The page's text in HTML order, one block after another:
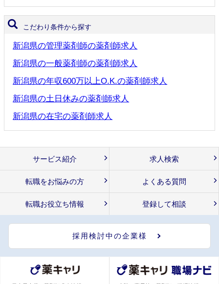
こだわり条件から探す
新潟県の管理薬剤師の薬剤師求人
新潟県の一般薬剤師の薬剤師求人
新潟県の年収600万以上O.K.の薬剤師求人
新潟県の土日休みの薬剤師求人
新潟県の在宅の薬剤師求人
サービス紹介 求人検索
転職をお悩みの方 よくある質問
転職お役立ち情報 登録して相談
採用検討中の企業様